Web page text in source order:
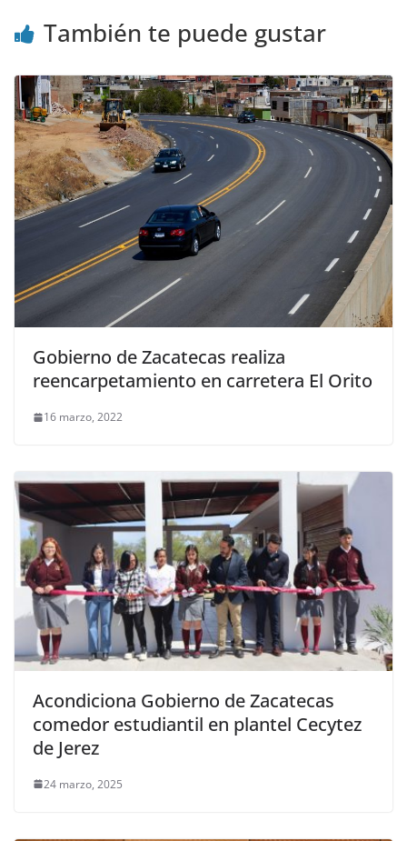
También te puede gustar
Gobierno de Zacatecas realiza
reencarpetamiento en carretera El Orito
16 marzo, 2022
Acondiciona Gobierno de Zacatecas
comedor estudiantil en plantel Cecytez
de Jerez
24 marzo, 2025